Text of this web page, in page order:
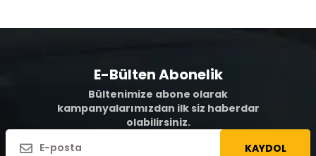
E-Bülten Abonelik
Bültenimize abone olarak
kampanyalarımızdan ilk siz haberdar
olabilirsiniz.
KAYDOL